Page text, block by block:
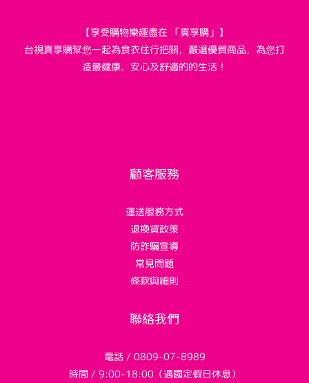
【享受購物樂趣盡在 「真享購」】
台視真享購幫您一起為食衣住行把關，嚴選優質商品，為您打
造最健康、安心及舒適的的生活！
顧客服務
運送服務方式
退換貨政策
防詐騙宣導
常見問題
條款與細則
聯絡我們
電話 / 0809-07-8989
時間 / 9:00-18:00（遇國定假日休息）